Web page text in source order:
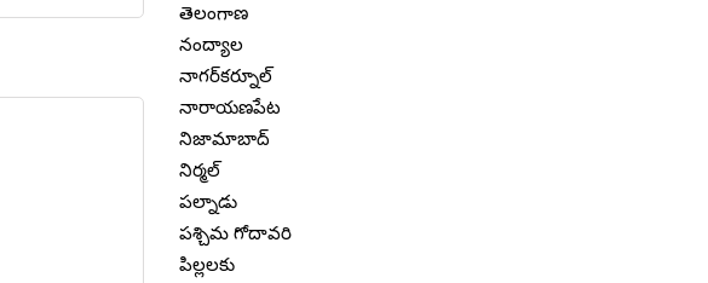
తెలంగాణ
నంద్యాల
నాగర్‌కర్నూల్
నారాయణపేట
నిజామాబాద్
నిర్మల్
పల్నాడు
పశ్చిమ గోదావరి
పిల్లలకు